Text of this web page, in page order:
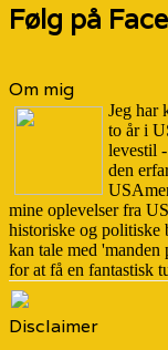
Følg på
Om mig
Jeg har
to år i
levestil
den
mine oplevelser fra
historiske og politiske
kan tale med
for at få en fantastisk
Disclaimer